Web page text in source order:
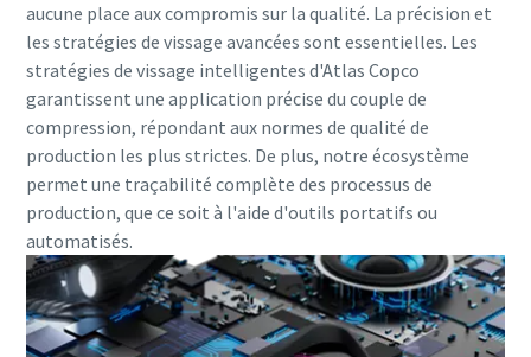
aucune place aux compromis sur la qualité. La précision et
les stratégies de vissage avancées sont essentielles. Les
stratégies de vissage intelligentes d'Atlas Copco
garantissent une application précise du couple de
compression, répondant aux normes de qualité de
production les plus strictes. De plus, notre écosystème
permet une traçabilité complète des processus de
production, que ce soit à l'aide d'outils portatifs ou
automatisés.​​